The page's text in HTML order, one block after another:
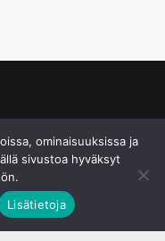
ominaisuuksissa ja
sivustoa hyväksyt
Lisätietoja